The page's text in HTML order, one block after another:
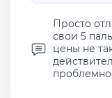
Просто
свои 5
цены не